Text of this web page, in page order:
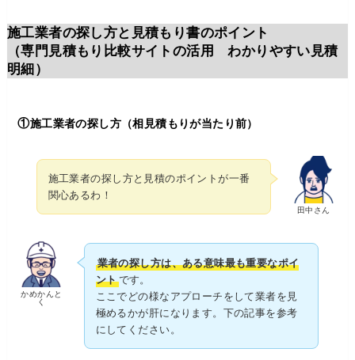
施工業者の探し方と見積もり書のポイント
（専門見積もり比較サイトの活用 わかりやすい見積
明細）
①施工業者の探し方（相見積もりが当たり前）
田中さん
施工業者の探し方と見積のポイントが一番
関心あるわ！
かめかんと
く
業者の探し方は、ある意味最も重要なポイ
ントです。
ここでどの様なアプローチをして業者を見
極めるかが肝になります。下の記事を参考
にしてください。